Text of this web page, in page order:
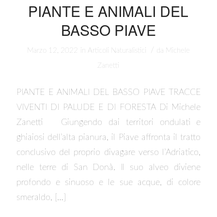
PIANTE E ANIMALI DEL
BASSO PIAVE
Marzo 12, 2022 in Articoli Naturalistici / da Michele
Zanetti
PIANTE E ANIMALI DEL BASSO PIAVE TRACCE
VIVENTI DI PALUDE E DI FORESTA Di Michele
Zanetti Giungendo dai territori ondulati e
ghiaiosi dell’alta pianura, il Piave affronta il tratto
conclusivo del proprio divagare verso l’Adriatico,
nelle terre di San Donà. Il suo alveo diviene
profondo e sinuoso e le sue acque, di colore
smeraldo, […]